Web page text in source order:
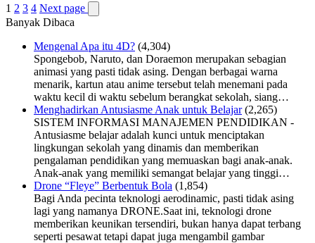
1 2 3 4 Next page
Banyak Dibaca
Mengenal Apa itu 4D? (4,304)
Spongebob, Naruto, dan Doraemon merupakan sebagian
animasi yang pasti tidak asing. Dengan berbagai warna
menarik, kartun atau anime tersebut telah menemani pada
waktu kecil di waktu sebelum berangkat sekolah, siang…
Menghadirkan Antusiasme Anak untuk Belajar (2,265)
SISTEM INFORMASI MANAJEMEN PENDIDIKAN -
Antusiasme belajar adalah kunci untuk menciptakan
lingkungan sekolah yang dinamis dan memberikan
pengalaman pendidikan yang memuaskan bagi anak-anak.
Anak-anak yang memiliki semangat belajar yang tinggi…
Drone “Fleye” Berbentuk Bola (1,854)
Bagi Anda pecinta teknologi aerodinamic, pasti tidak asing
lagi yang namanya DRONE.Saat ini, teknologi drone
memberikan keunikan tersendiri, bukan hanya dapat terbang
seperti pesawat tetapi dapat juga mengambil gambar